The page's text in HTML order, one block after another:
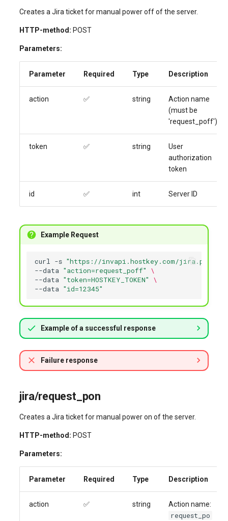
Creates a Jira ticket for manual power off of the server.
HTTP-method: POST
Parameters:
Parameter Required Type Description
action ✅ string
Action name
(must be
'request_poff')
token ✅ string
User
authorization
token
id ✅ int Server ID
Example Request
curl -s "https://invapi.hostkey.com/jira.php"
--data "action=request_poff"
\
--data "token=HOSTKEY_TOKEN"
\
--data "id=12345"
Example of a successful response
Failure response
jira/request_pon
Creates a Jira ticket for manual power on of the server.
HTTP-method: POST
Parameters:
Parameter Required Type Description
action ✅ string Action name:
request_po